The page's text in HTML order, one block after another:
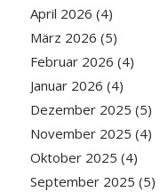
April 2026 (4)
März 2026 (5)
Februar 2026 (4)
Januar 2026 (4)
Dezember 2025 (5)
November 2025 (4)
Oktober 2025 (4)
September 2025 (5)